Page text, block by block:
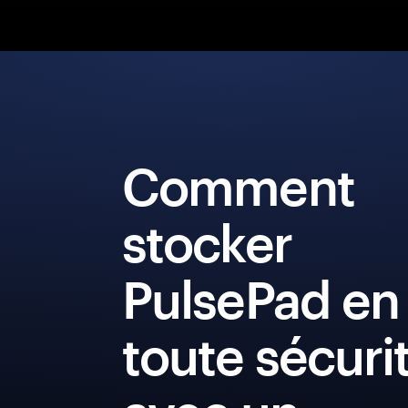
Comment
stocker
PulsePad en
toute